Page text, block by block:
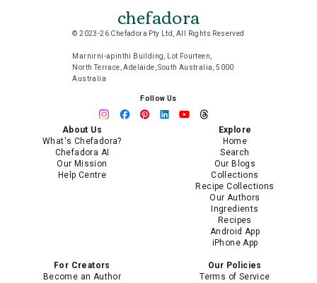
chefadora
© 2023-26 Chefadora Pty Ltd, All Rights Reserved
Marnirni-apinthi Building, Lot Fourteen,
North Terrace, Adelaide, South Australia, 5000
Australia
Follow Us
About Us
What's Chefadora?
Chefadora AI
Our Mission
Help Centre
Explore
Home
Search
Our Blogs
Collections
Recipe Collections
Our Authors
Ingredients
Recipes
Android App
iPhone App
For Creators
Become an Author
Our Policies
Terms of Service